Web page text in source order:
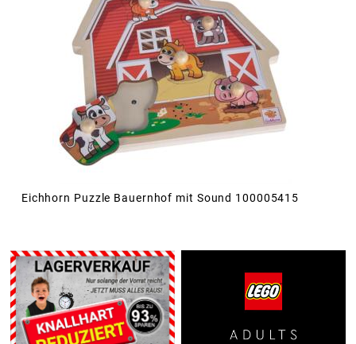
Eichhorn Puzzle Bauernhof mit Sound 100005415